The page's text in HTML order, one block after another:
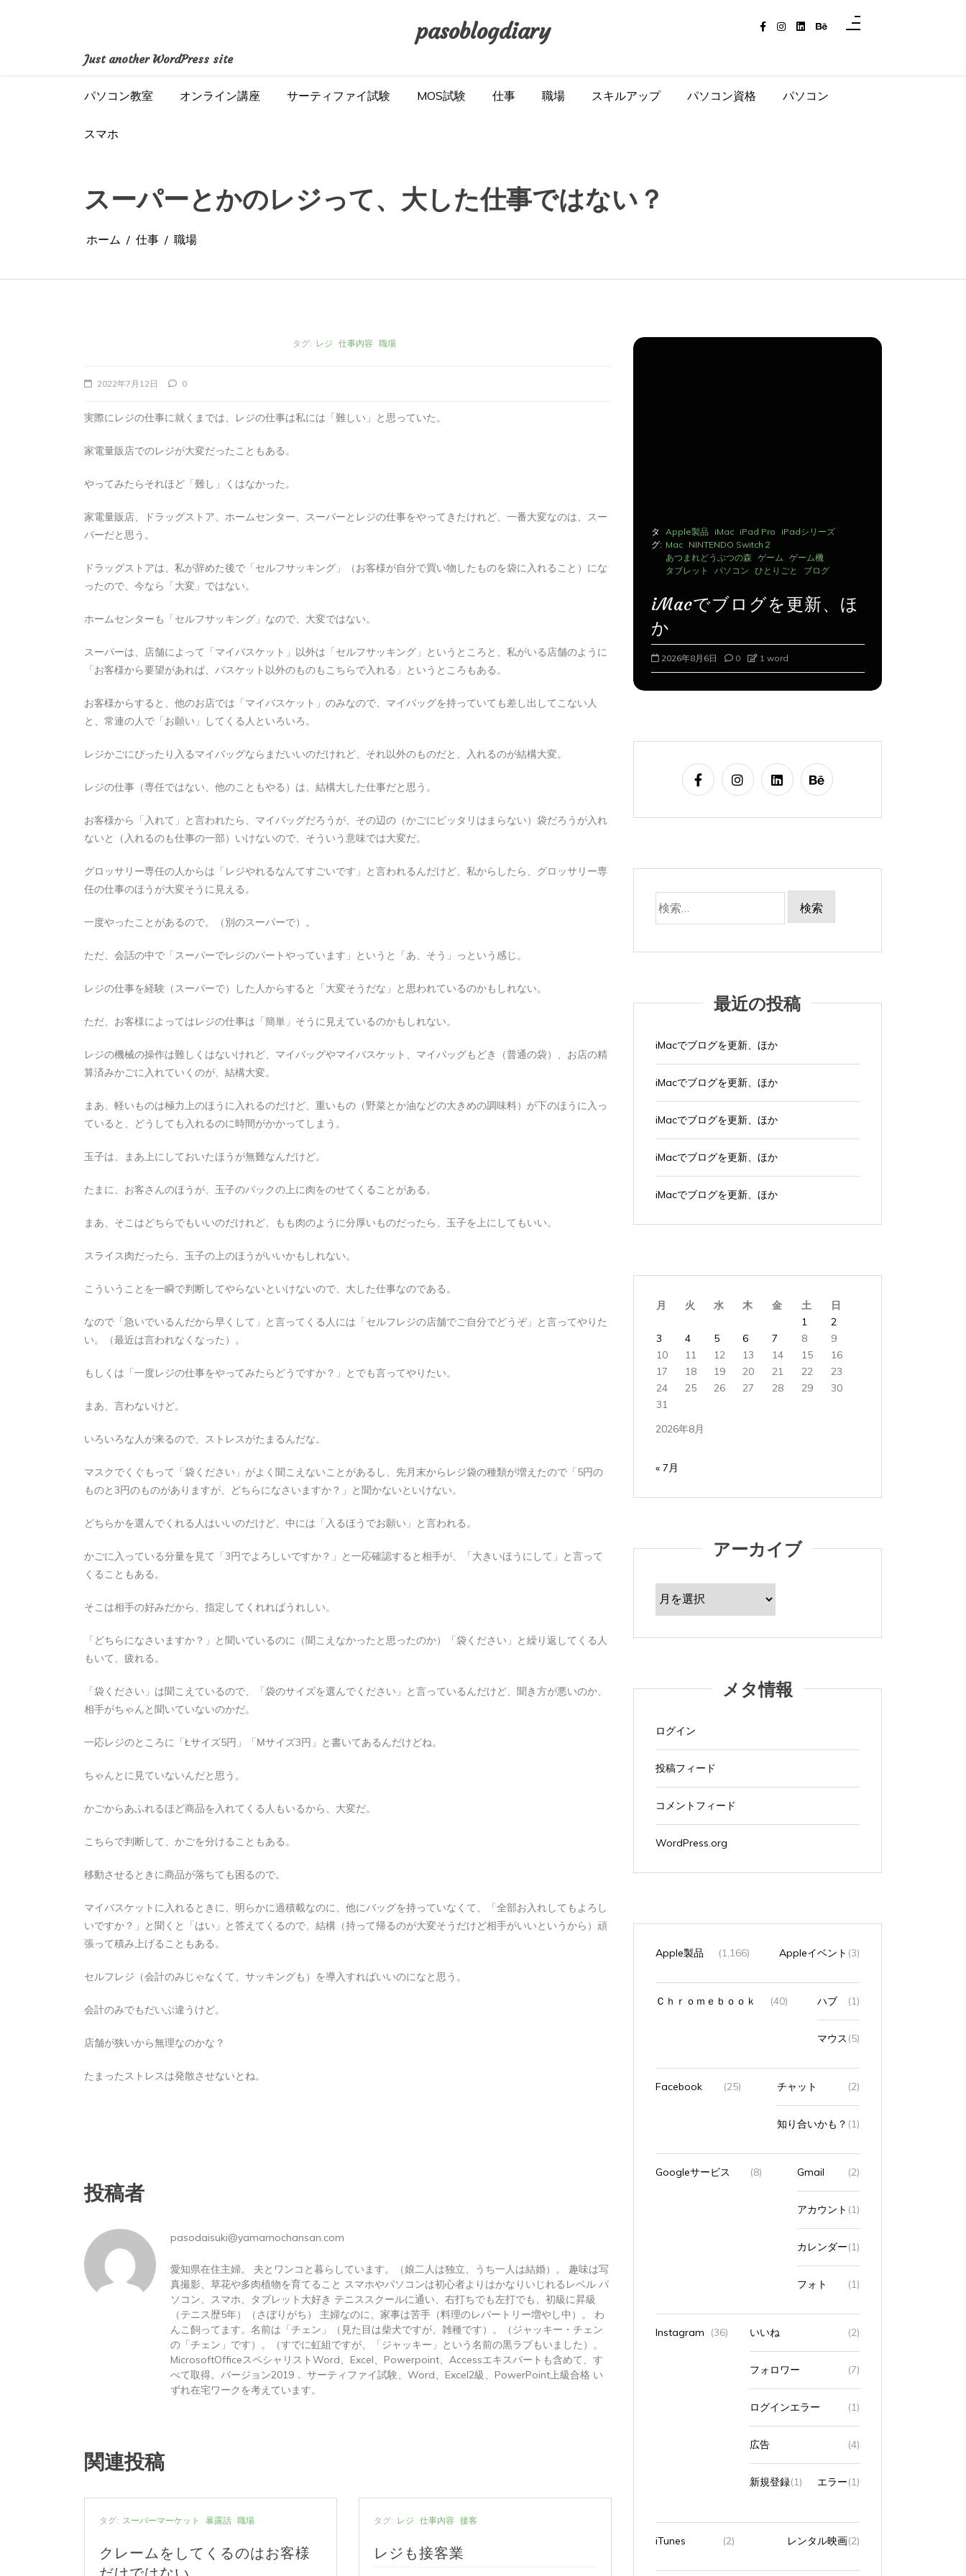
pasoblogdiary
Just another WordPress site
パソコン教室 オンライン講座 サーティファイ試験 MOS試験 仕事 職場 スキルアップ パソコン資格 パソコン
スマホ
スーパーとかのレジって、大した仕事ではない？
ホーム 仕事 職場
タグ: レジ 仕事内容 職場
2022年7月12日 0
実際にレジの仕事に就くまでは、レジの仕事は私には「難しい」と思っていた。
家電量販店でのレジが大変だったこともある。
やってみたらそれほど「難し」くはなかった。
家電量販店、ドラッグストア、ホームセンター、スーパーとレジの仕事をやってきたけれど、一番大変なのは、スー
パーだと思う。
ドラッグストアは、私が辞めた後で「セルフサッキング」（お客様が自分で買い物したものを袋に入れること）にな
ったので、今なら「大変」ではない。
ホームセンターも「セルフサッキング」なので、大変ではない。
スーパーは、店舗によって「マイバスケット」以外は「セルフサッキング」というところと、私がいる店舗のように
「お客様から要望があれば、バスケット以外のものもこちらで入れる」というところもある。
お客様からすると、他のお店では「マイバスケット」のみなので、マイバッグを持っていても差し出してこない人
と、常連の人で「お願い」してくる人といろいろ。
レジかごにぴったり入るマイバッグならまだいいのだけれど、それ以外のものだと、入れるのが結構大変。
レジの仕事（専任ではない、他のこともやる）は、結構大した仕事だと思う。
お客様から「入れて」と言われたら、マイバッグだろうが、その辺の（かごにピッタリはまらない）袋だろうが入れ
ないと（入れるのも仕事の一部）いけないので、そういう意味では大変だ。
グロッサリー専任の人からは「レジやれるなんてすごいです」と言われるんだけど、私からしたら、グロッサリー専
任の仕事のほうが大変そうに見える。
一度やったことがあるので。（別のスーパーで）。
ただ、会話の中で「スーパーでレジのパートやっています」というと「あ、そう」っという感じ。
レジの仕事を経験（スーパーで）した人からすると「大変そうだな」と思われているのかもしれない。
ただ、お客様によってはレジの仕事は「簡単」そうに見えているのかもしれない。
レジの機械の操作は難しくはないけれど、マイバッグやマイバスケット、マイバッグもどき（普通の袋）、お店の精
算済みかごに入れていくのが、結構大変。
まあ、軽いものは極力上のほうに入れるのだけど、重いもの（野菜とか油などの大きめの調味料）が下のほうに入っ
ていると、どうしても入れるのに時間がかかってしまう。
玉子は、まあ上にしておいたほうが無難なんだけど。
たまに、お客さんのほうが、玉子のパックの上に肉をのせてくることがある。
まあ、そこはどちらでもいいのだけれど、もも肉のように分厚いものだったら、玉子を上にしてもいい。
スライス肉だったら、玉子の上のほうがいいかもしれない。
こういうことを一瞬で判断してやらないといけないので、大した仕事なのである。
なので「急いでいるんだから早くして」と言ってくる人には「セルフレジの店舗でご自分でどうぞ」と言ってやりた
い。（最近は言われなくなった）。
もしくは「一度レジの仕事をやってみたらどうですか？」とでも言ってやりたい。
まあ、言わないけど。
いろいろな人が来るので、ストレスがたまるんだな。
マスクでくぐもって「袋ください」がよく聞こえないことがあるし、先月末からレジ袋の種類が増えたので「5円の
ものと3円のものがありますが、どちらになさいますか？」と聞かないといけない。
どちらかを選んでくれる人はいいのだけど、中には「入るほうでお願い」と言われる。
かごに入っている分量を見て「3円でよろしいですか？」と一応確認すると相手が、「大きいほうにして」と言って
くることもある。
そこは相手の好みだから、指定してくれればうれしい。
「どちらになさいますか？」と聞いているのに（聞こえなかったと思ったのか）「袋ください」と繰り返してくる人
もいて、疲れる。
「袋ください」は聞こえているので、「袋のサイズを選んでください」と言っているんだけど、聞き方が悪いのか、
相手がちゃんと聞いていないのかだ。
一応レジのところに「Łサイズ5円」「Мサイズ3円」と書いてあるんだけどね。
ちゃんとに見ていないんだと思う。
かごからあふれるほど商品を入れてくる人もいるから、大変だ。
こちらで判断して、かごを分けることもある。
移動させるときに商品が落ちても困るので。
マイバスケットに入れるときに、明らかに過積載なのに、他にバッグを持っていなくて、「全部お入れしてもよろし
いですか？」と聞くと「はい」と答えてくるので、結構（持って帰るのが大変そうだけど相手がいいというから）頑
張って積み上げることもある。
セルフレジ（会計のみじゃなくて、サッキングも）を導入すればいいのになと思う。
会計のみでもだいぶ違うけど。
店舗が狭いから無理なのかな？
たまったストレスは発散させないとね。
投稿者
pasodaisuki@yamamochansan.com
愛知県在住主婦。 夫とワンコと暮らしています。（娘二人は独立、うち一人は結婚）。 趣味は写
真撮影、草花や多肉植物を育てること スマホやパソコンは初心者よりはかなりいじれるレベル パ
ソコン、スマホ、タブレット大好き テニススクールに通い、右打ちでも左打でも、初級に昇級
（テニス歴5年）（さぼりがち） 主婦なのに、家事は苦手（料理のレパートリー増やし中）。 わ
んこ飼ってます。名前は「チェン」（見た目は柴犬ですが、雑種です）。（ジャッキー・チェン
の「チェン」です）。（すでに虹組ですが、「ジャッキー」という名前の黒ラブもいました）。
MicrosoftOfficeスペシャリストWord、Excel、Powerpoint、Accessエキスパートも含めて、す
べて取得。バージョン2019． サーティファイ試験、Word、Excel2級、PowerPoint上級合格 い
ずれ在宅ワークを考えています。
関連投稿
タグ: スーパーマーケット 暴露話 職場
クレームをしてくるのはお客様
タグ: レジ 仕事内容 接客
レジも接客業
タグ: スーパーマーケット 暴露話 職場
タブレット パソコン ひとりごと ブログ
か
2026年8月6日 0 1 word
タブレット パソコン ひとりごと ブログ
2026年8月7日 0 1 word
タ
グ:
Apple製品 iMac iPad Pro
iPadシリーズ
Mac
NINTENDO Switch２
あつまれどうぶつの森 ゲーム ゲーム機
タブレット
パソコン ひとりごと ブログ
iMacでブログを更新、ほ
か
2026年8月6日 0 1 word
索:
最近の投稿
iMacでブログを更新、ほか
iMacでブログを更新、ほか
iMacでブログを更新、ほか
iMacでブログを更新、ほか
iMacでブログを更新、ほか
2026年8月
月 火 水 木 金 土
日
1
2
3
4 5 6 7 8
9
10
11 12 13 14 15
16
17
18 19 20 21 22
23
24
25 26 27 28 29
30
31
« 7月
アーカイブ
ー
カ
イ
メタ情報
ログイン
投稿フィード
コメントフィード
WordPress.org
Apple製品 (1,166) Appleイベント (3)
Ｃｈｒｏｍｅｂｏｏｋ (40) ハブ (1)
マウス (5)
Facebook (25) チャット (2)
知り合いかも？ (1)
Googleサービス (8) Gmail (2)
アカウント (1)
カレンダー(1)
フォト (1)
Instagram (36) いいね (2)
フォロワー (7)
ログインエラー (1)
広告 (4)
新規登録(1) エラー(1)
iTunes (2) レンタル映画(2)